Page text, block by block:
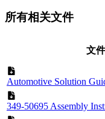
所有相关文件
文
Automotive Solution
349-50695 Assembly